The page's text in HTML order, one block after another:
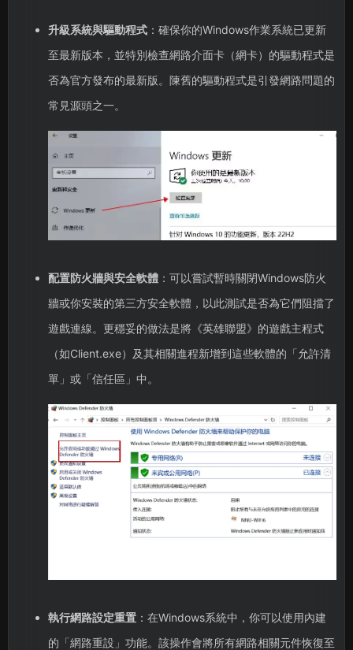
升級系統與驅動程式：確保你的Windows作業系統已更新
至最新版本，並特別檢查網路介面卡（網卡）的驅動程式是
否為官方發布的最新版。陳舊的驅動程式是引發網路問題的
常見源頭之一。
配置防火牆與安全軟體：可以嘗試暫時關閉Windows防火
牆或你安裝的第三方安全軟體，以此測試是否為它們阻擋了
遊戲連線。更穩妥的做法是將《英雄聯盟》的遊戲主程式
（如Client.exe）及其相關進程新增到這些軟體的「允許清
單」或「信任區」中。
執行網路設定重置：在Windows系統中，你可以使用內建
的「網路重設」功能。該操作會將所有網路相關元件恢復至